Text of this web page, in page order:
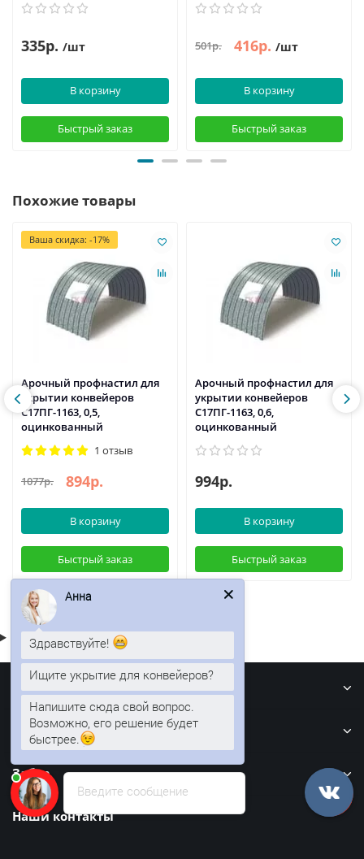
335р. /шт
В корзину
Быстрый заказ
501р. 416р. /шт
В корзину
Быстрый заказ
Похожие товары
Ваша скидка: -17%
Арочный профнастил для
укрытии конвейеров
С17ПГ-1163, 0,5,
оцинкованный
1 отзыв
1077р. 894р.
В корзину
Быстрый заказ
Арочный профнастил для
укрытии конвейеров
С17ПГ-1163, 0,6,
оцинкованный
994р.
В корзину
Быстрый заказ
Информация
Кровля
Забор
Наши контакты
Введите сообщение
Анна
Здравствуйте!
Ищите укрытие для конвейеров?
Напишите сюда свой вопрос.
Возможно, его решение будет
быстрее.